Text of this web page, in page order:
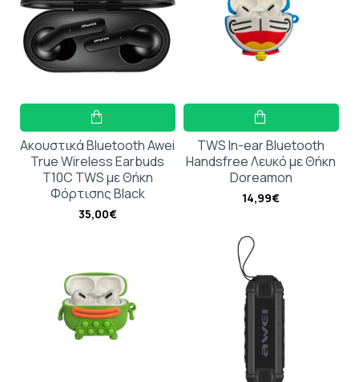
Ακουστικά Bluetooth Awei
True Wireless Earbuds
T10C TWS με Θήκη
Φόρτισης Black
35,00€
TWS In-ear Bluetooth
Handsfree Λευκό με Θήκη
Doreamon
14,99€